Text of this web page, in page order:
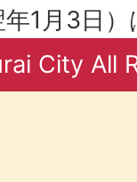
年1月3日
City All